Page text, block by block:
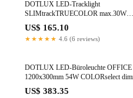
DOTLUX LED-Tracklight
SLIMtrackTRUECOLOR max.30W
POWERselect & COLORselect weiss
US$ 165.10
★★★★★ 4.6 (6 reviews)
DOTLUX LED-Büroleuchte OFFICE
1200x300mm 54W COLORselect
10V UGR<19 (inkl. Abhängung)
US$ 383.35